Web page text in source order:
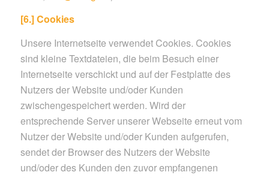
[6.] Cookies
Unsere Internetseite verwendet Cookies. Cookies
sind kleine Textdateien, die beim Besuch einer
Internetseite verschickt und auf der Festplatte des
Nutzers der Website und/oder Kunden
zwischengespeichert werden. Wird der
entsprechende Server unserer Webseite erneut vom
Nutzer der Website und/oder Kunden aufgerufen,
sendet der Browser des Nutzers der Website
und/oder des Kunden den zuvor empfangenen